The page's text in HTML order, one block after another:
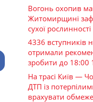
Вогонь охопив
Житомирщині
сухої рослинності
4336 вступників
отримали
зробити до 18:00
На трасі Київ —
ДТП із
врахувати